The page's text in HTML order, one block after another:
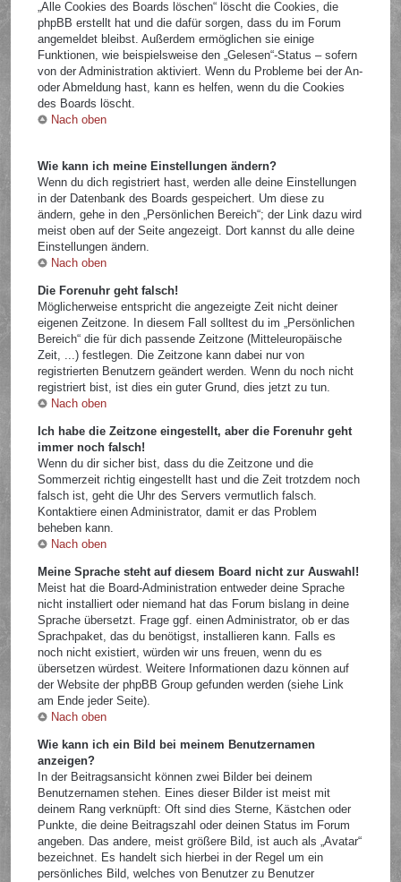
„Alle Cookies des Boards löschen“ löscht die Cookies, die
phpBB erstellt hat und die dafür sorgen, dass du im Forum
angemeldet bleibst. Außerdem ermöglichen sie einige
Funktionen, wie beispielsweise den „Gelesen“-Status – sofern
von der Administration aktiviert. Wenn du Probleme bei der An-
oder Abmeldung hast, kann es helfen, wenn du die Cookies
des Boards löscht.
Nach oben
Wie kann ich meine Einstellungen ändern?
Wenn du dich registriert hast, werden alle deine Einstellungen
in der Datenbank des Boards gespeichert. Um diese zu
ändern, gehe in den „Persönlichen Bereich“; der Link dazu wird
meist oben auf der Seite angezeigt. Dort kannst du alle deine
Einstellungen ändern.
Nach oben
Die Forenuhr geht falsch!
Möglicherweise entspricht die angezeigte Zeit nicht deiner
eigenen Zeitzone. In diesem Fall solltest du im „Persönlichen
Bereich“ die für dich passende Zeitzone (Mitteleuropäische
Zeit, ...) festlegen. Die Zeitzone kann dabei nur von
registrierten Benutzern geändert werden. Wenn du noch nicht
registriert bist, ist dies ein guter Grund, dies jetzt zu tun.
Nach oben
Ich habe die Zeitzone eingestellt, aber die Forenuhr geht
immer noch falsch!
Wenn du dir sicher bist, dass du die Zeitzone und die
Sommerzeit richtig eingestellt hast und die Zeit trotzdem noch
falsch ist, geht die Uhr des Servers vermutlich falsch.
Kontaktiere einen Administrator, damit er das Problem
beheben kann.
Nach oben
Meine Sprache steht auf diesem Board nicht zur Auswahl!
Meist hat die Board-Administration entweder deine Sprache
nicht installiert oder niemand hat das Forum bislang in deine
Sprache übersetzt. Frage ggf. einen Administrator, ob er das
Sprachpaket, das du benötigst, installieren kann. Falls es
noch nicht existiert, würden wir uns freuen, wenn du es
übersetzen würdest. Weitere Informationen dazu können auf
der Website der phpBB Group gefunden werden (siehe Link
am Ende jeder Seite).
Nach oben
Wie kann ich ein Bild bei meinem Benutzernamen
anzeigen?
In der Beitragsansicht können zwei Bilder bei deinem
Benutzernamen stehen. Eines dieser Bilder ist meist mit
deinem Rang verknüpft: Oft sind dies Sterne, Kästchen oder
Punkte, die deine Beitragszahl oder deinen Status im Forum
angeben. Das andere, meist größere Bild, ist auch als „Avatar“
bezeichnet. Es handelt sich hierbei in der Regel um ein
persönliches Bild, welches von Benutzer zu Benutzer